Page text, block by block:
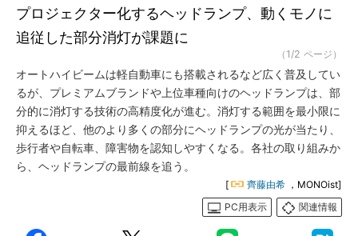
プロジェクター化するヘッドランプ、動くモノに
追従した部分消灯が課題に
（1/2 ページ）
オートハイビームは軽自動車にも搭載されるなど広く普及してい
るが、プレミアムブランドや上位車種向けのヘッドランプは、部
分的に消灯する技術の高精度化が進む。消灯する範囲を最小限に
抑えるほど、他のより多くの部分にヘッドランプの光が当たり、
歩行者や自転車、障害物を認知しやすくなる。各社の取り組みか
ら、ヘッドランプの最前線を追う。
[ 齊藤由希 ，MONOist]
PC用表示
関連情報